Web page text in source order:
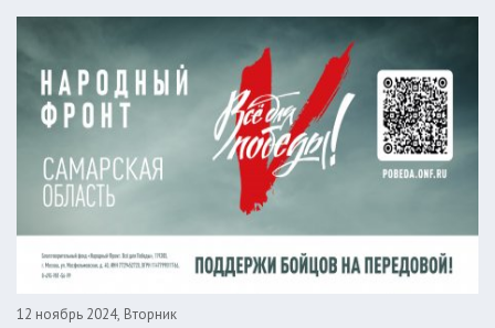
12 ноябрь 2024, Вторник